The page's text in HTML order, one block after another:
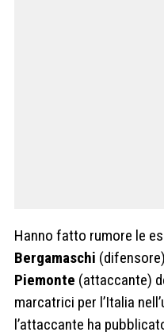
Hanno fatto rumore le
Bergamaschi
Piemonte (attaccante)
marcatrici per l’Italia
l’attaccante ha